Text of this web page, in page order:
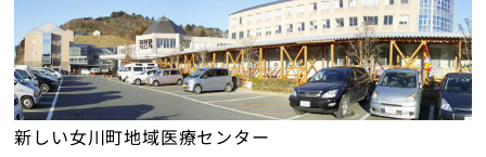
新しい女川町地域医療センター